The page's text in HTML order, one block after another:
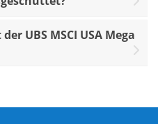
UBS MSCI USA Mega